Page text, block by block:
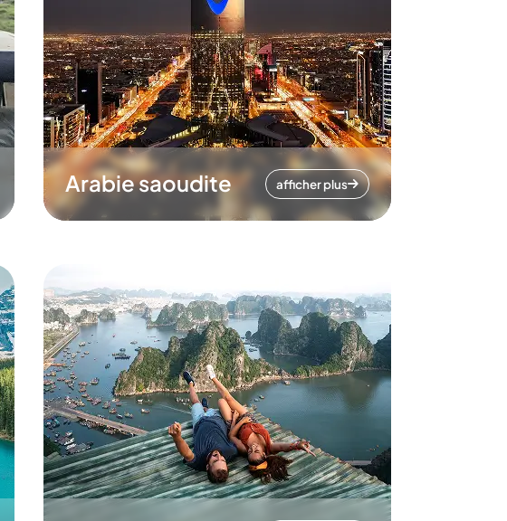
Arabie saoudite afficher plus